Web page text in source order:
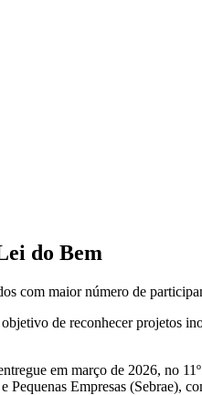
do Bem
com maior número de
de reconhecer projetos
em março de 2026, no
Empresas (Sebrae),